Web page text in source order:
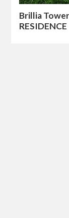
Brillia